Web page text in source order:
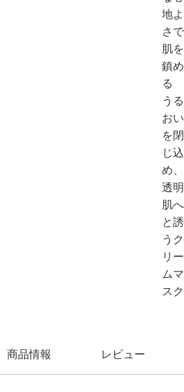
地よ
さで
肌を
鎮め
る
うる
おい
を閉
じ込
め、
透明
肌へ
と誘
うク
リー
ムマ
スク
商品情報 レビュー